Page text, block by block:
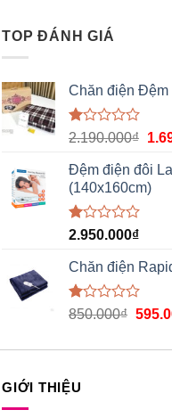
1.00
5
TOP ĐÁNH GIÁ
Chăn điện Đệm
Được
hạng
1.00
5
sao
2.190.000₫
Đệm điện đôi
(140x160cm)
Được
hạng
1.00
5
2.950.000₫
Chăn điện
Được
1.00
sao
850.000₫
GIỚI THIỆU